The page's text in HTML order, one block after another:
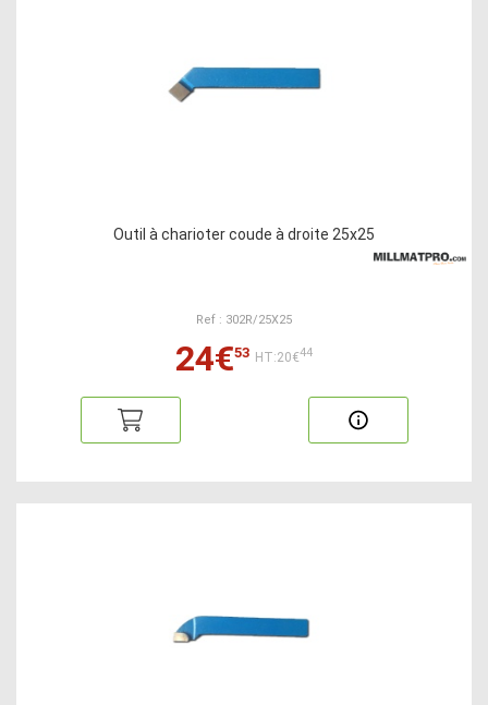
Outil à charioter coude à droite 25x25
Ref : 302R/25X25
24€53 HT:20€44